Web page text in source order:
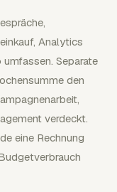
Analytics
Separate
den
verdeckt.
eine Rechnung